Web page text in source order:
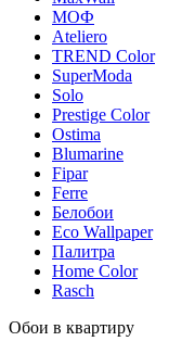
МОФ
Ateliero
TREND Color
SuperModa
Solo
Prestige Color
Ostima
Blumarine
Fipar
Ferre
Белобои
Eco Wallpaper
Палитра
Home Color
Rasch
Обои в квартиру